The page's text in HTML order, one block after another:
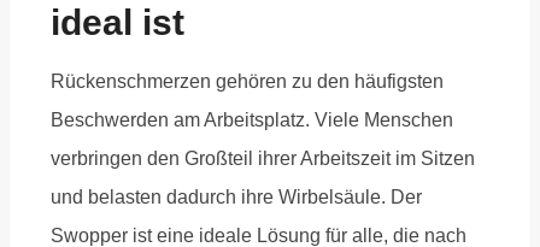
ideal ist
Rückenschmerzen gehören zu den häufigsten
Beschwerden am Arbeitsplatz. Viele Menschen
verbringen den Großteil ihrer Arbeitszeit im Sitzen
und belasten dadurch ihre Wirbelsäule. Der
Swopper ist eine ideale Lösung für alle, die nach